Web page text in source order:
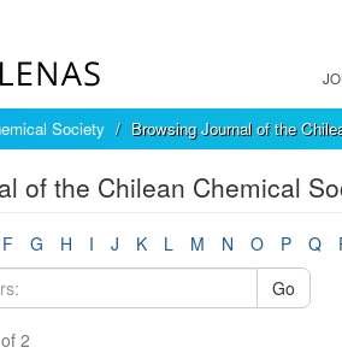
Society Browsing Journal of the
of the Chilean Chemical
F G H I J K L M N O P Q
Go
2